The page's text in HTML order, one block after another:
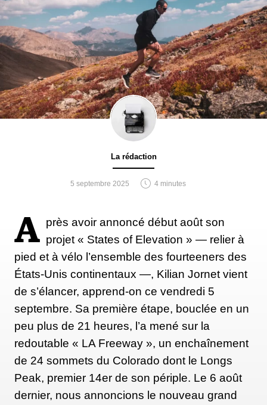
La rédaction
5 septembre 2025 4 minutes
A près avoir annoncé début août son
projet « States of Elevation » — relier à
pied et à vélo l’ensemble des fourteeners des
États-Unis continentaux —, Kilian Jornet vient
de s’élancer, apprend-on ce vendredi 5
septembre. Sa première étape, bouclée en un
peu plus de 21 heures, l’a mené sur la
redoutable « LA Freeway », un enchaînement
de 24 sommets du Colorado dont le Longs
Peak, premier 14er de son périple. Le 6 août
dernier, nous annoncions le nouveau grand